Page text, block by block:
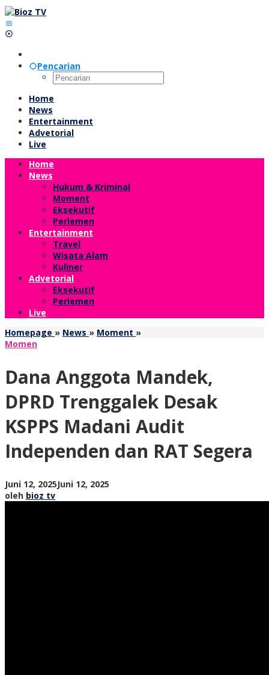
Lewati
ke
konten
Pencarian
Home
News
Entertainment
Advetorial
Live
Home
News
Hukum & Kriminal
Moment
Eksekutif
Perlemen
Entertainment
Travel
Wisata Alam
Kuliner
Advetorial
Eksekutif
Perlemen
Live
Homepage » News » Moment »Dana
Trenggalek
KSPPS
Madani
Audit
Independen
dan
RAT
Momen
Dana Anggota Mandek,
DPRD Trenggalek Desak
KSPPS Madani Audit
Independen dan RAT Segera
Juni 12, 2025Juni 12, 2025
oleh bioz tv